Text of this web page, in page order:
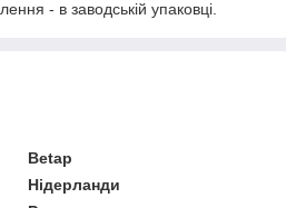
- в заводській упаковці.
Betap
Нідерланди